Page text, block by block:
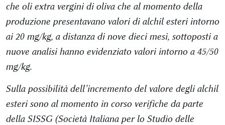
che oli extra vergini di oliva che al momento della
produzione presentavano valori di alchil esteri intorno
ai 20 mg/kg, a distanza di nove dieci mesi, sottoposti a
nuove analisi hanno evidenziato valori intorno a 45/50
mg/kg.
Sulla possibilità dell’incremento del valore degli alchil
esteri sono al momento in corso verifiche da parte
della SISSG (Società Italiana per lo Studio delle